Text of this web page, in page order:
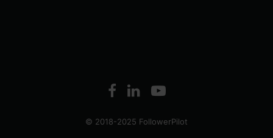
© 2018-2025 FollowerPilot